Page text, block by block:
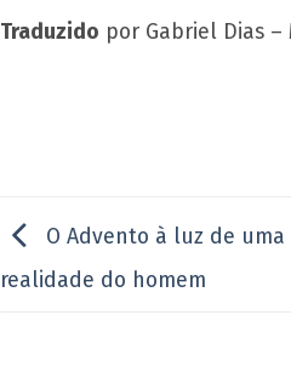
Traduzido por Gabriel Dias –
O Advento à luz de
realidade do homem